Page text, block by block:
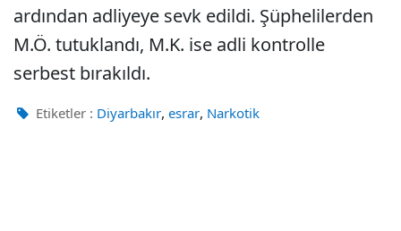
ardından adliyeye sevk edildi. Şüphelilerden
M.Ö. tutuklandı, M.K. ise adli kontrolle
serbest bırakıldı.
Etiketler : Diyarbakır, esrar, Narkotik